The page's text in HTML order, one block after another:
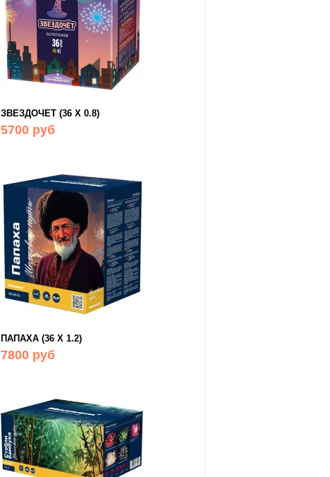
ЗВЕЗДОЧЕТ (36 Х 0.8)
5700 руб
ПАПАХА (36 Х 1.2)
7800 руб